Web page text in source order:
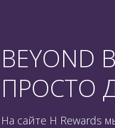
BEYOND
ПРОСТО
На сайте H Rewards